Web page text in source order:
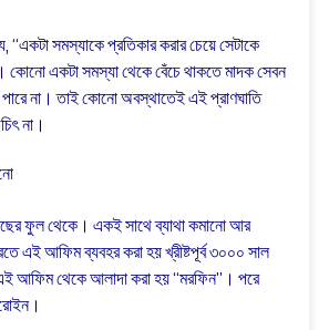
“একটা সমস্যাকে প্রতিকার করার চেয়ে সেটাকে
একটা সমস্যা থেকে বেঁচে থাকতে মাদক সেবন
না। তাই কোনো অবস্থাতেই এই প্রাণঘাতি
না।
ফুল থেকে। একই সাথে ব্যাথা কমানো আর
এই আফিম ব্যবহর করা হয় খ্রীষ্টপূর্ব ৩০০০ সাল
আফিম থেকে আলাদা করা হয় “মরফিন”। পরে